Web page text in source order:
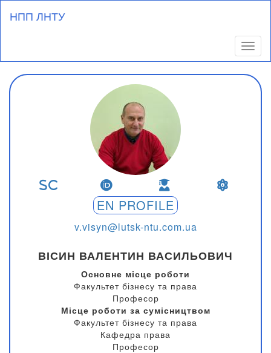
НПП ЛНТУ
ВІСИН ВАЛЕНТИН ВАСИЛЬОВИЧ
Основне місце роботи
Факультет бізнесу та права
Професор
Місце роботи за сумісництвом
Факультет бізнесу та права
Кафедра права
Професор
v.visyn@lutsk-ntu.com.ua
EN PROFILE